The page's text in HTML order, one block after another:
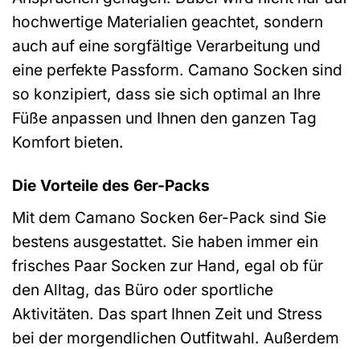
hochwertige Materialien geachtet, sondern
auch auf eine sorgfältige Verarbeitung und
eine perfekte Passform. Camano Socken sind
so konzipiert, dass sie sich optimal an Ihre
Füße anpassen und Ihnen den ganzen Tag
Komfort bieten.
Die Vorteile des 6er-Packs
Mit dem Camano Socken 6er-Pack sind Sie
bestens ausgestattet. Sie haben immer ein
frisches Paar Socken zur Hand, egal ob für
den Alltag, das Büro oder sportliche
Aktivitäten. Das spart Ihnen Zeit und Stress
bei der morgendlichen Outfitwahl. Außerdem